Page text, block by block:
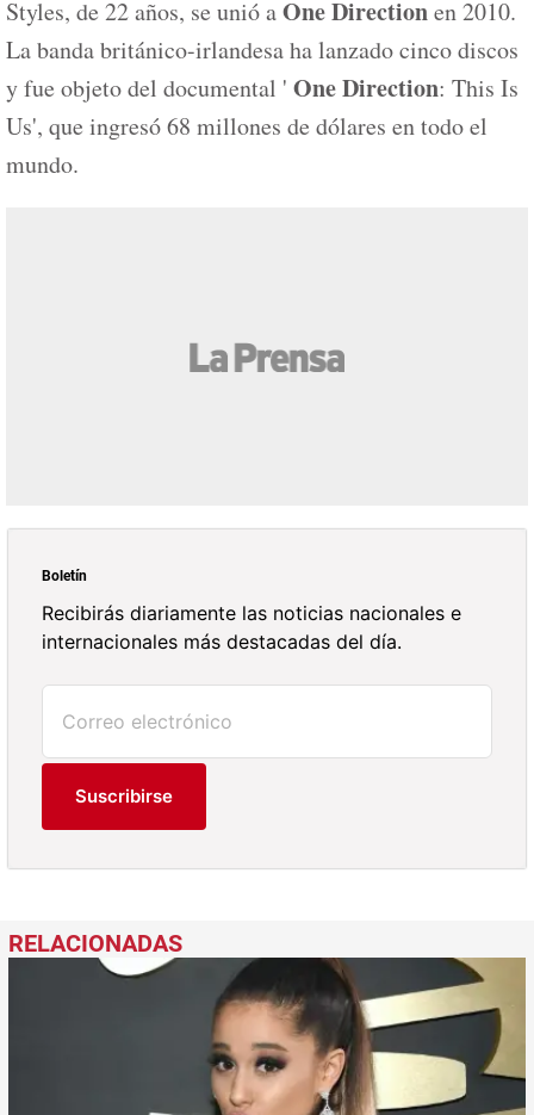
Styles, de 22 años, se unió aOne Directionen 2010.
La banda británico-irlandesa ha lanzado cinco discos
y fue objeto del documental ' One Direction: This Is
Us', que ingresó 68 millones de dólares en todo el
mundo.
Boletín
Recibirás diariamente las noticias nacionales e
internacionales más destacadas del día.
Suscribirse